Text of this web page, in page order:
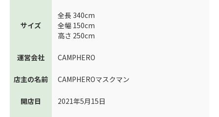
サイズ
全長 340cm
全幅 150cm
高さ 250cm
運営会社 CAMPHERO
店主の名前 CAMPHEROマスクマン
開店日 2021年5月15日